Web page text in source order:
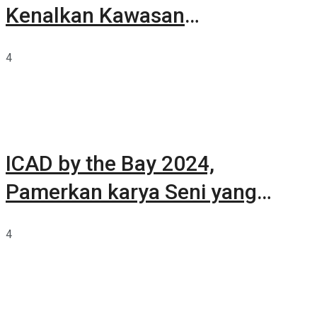
Kenalkan Kawasan
4
ICAD by the Bay 2024,
Pamerkan karya Seni yang
4